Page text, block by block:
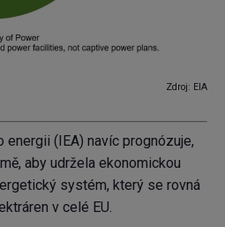
Zdroj: EIA
energii (IEA) navíc prognózuje,
aby udržela ekonomickou
systém, který se rovná
v celé EU.